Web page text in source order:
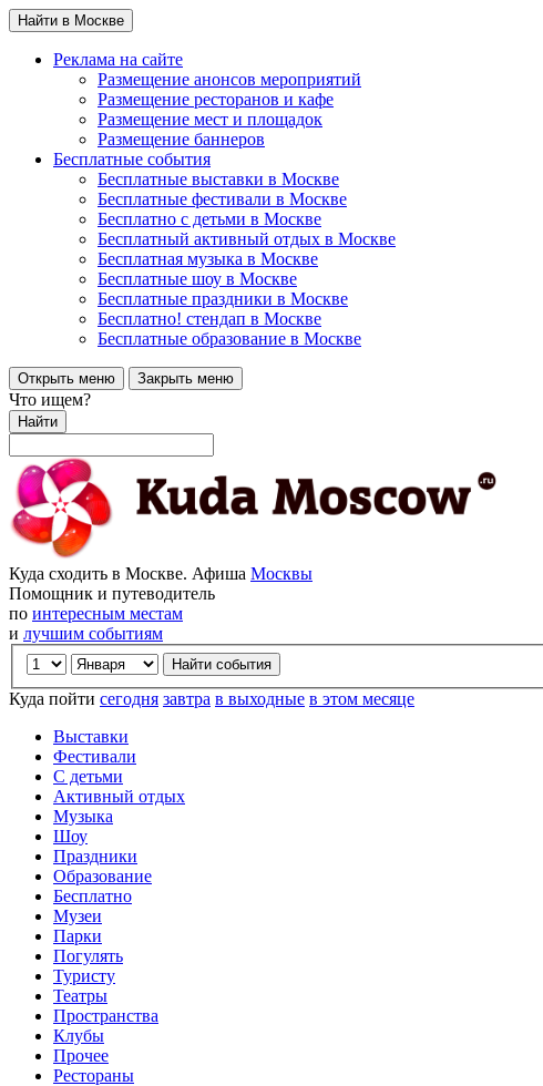
Найти в Москве
Реклама на сайте
Размещение анонсов мероприятий
Размещение ресторанов и кафе
Размещение мест и площадок
Размещение баннеров
Бесплатные события
Бесплатные выставки в Москве
Бесплатные фестивали в Москве
Бесплатно с детьми в Москве
Бесплатный активный отдых в Москве
Бесплатная музыка в Москве
Бесплатные шоу в Москве
Бесплатные праздники в Москве
Бесплатно! стендап в Москве
Бесплатные образование в Москве
Открыть меню Закрыть меню
Что ищем?
Найти
Куда сходить в Москве. Афиша Москвы
Помощник и путеводитель
по интересным местам
и лучшим событиям
Куда пойти сегодня завтра в выходные в этом месяце
Выставки
Фестивали
С детьми
Активный отдых
Музыка
Шоу
Праздники
Образование
Бесплатно
Музеи
Парки
Погулять
Туристу
Театры
Пространства
Клубы
Прочее
Рестораны